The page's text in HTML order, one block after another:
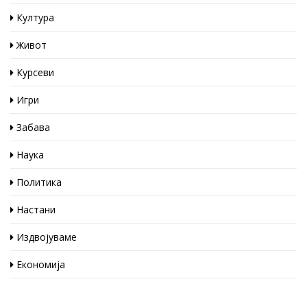
Култура
Живот
Курсеви
Игри
Забава
Наука
Политика
Настани
Издвојуваме
Економија